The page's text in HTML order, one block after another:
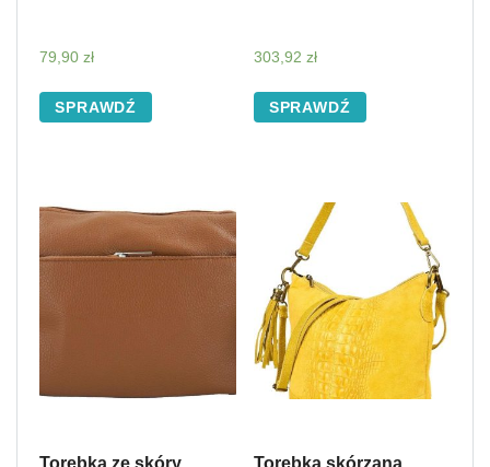
79,90 zł
SPRAWDŹ
303,92 zł
SPRAWDŹ
Torebka ze skóry
Torebka skórzana